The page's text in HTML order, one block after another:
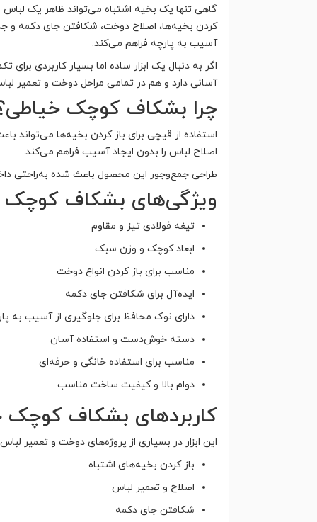
گاهی تنها یک بخیه اشتباه می‌تواند ظاهر یک لباس
کردن بخیه‌ها، اصلاح دوخت، شکافتن جای دکمه و
آسیب به پارچه فراهم می‌کند.
اگر به دنبال یک ابزار ساده اما بسیار کاربردی
آسانی دارد و هم در تمامی مراحل دوخت و تعمیر
چرا بشکاف کوچک
استفاده از قیچی برای باز کردن بخیه‌ها می‌تواند
اصلاح لباس را بدون ایجاد آسیب فراهم می‌کند.
طراحی جمع‌وجور این محصول باعث شده به‌راحتی
ویژگی‌های بشکاف کوچک
تیغه فولادی تیز و مقاوم
ابعاد کوچک و وزن سبک
مناسب برای باز کردن انواع دوخت
ایده‌آل برای شکافتن جای دکمه
دارای نوک محافظ برای جلوگیری از آسیب به
دسته خوش‌دست و استفاده آسان
مناسب برای استفاده خانگی و حرفه‌ای
دوام بالا و کیفیت ساخت مناسب
کاربردهای بشکاف کوچک
این ابزار در بسیاری از پروژه‌های دوخت و تعمیر لباس
باز کردن بخیه‌های اشتباه
اصلاح و تعمیر لباس
شکافتن جای دکمه